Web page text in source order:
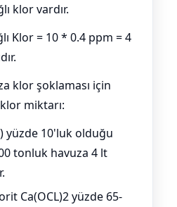
klor vardır.
Klor = 10 * 0.4 ppm = 4
klor şoklaması için
miktarı:
yüzde 10'luk olduğu
tonluk havuza 4 lt
Ca(OCL)2 yüzde 65-